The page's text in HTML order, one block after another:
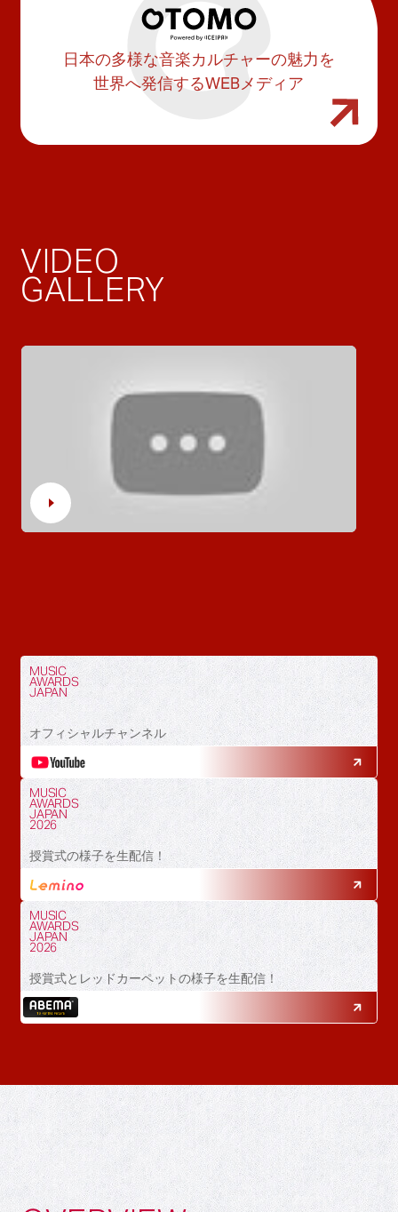
日本の多様な音楽カルチャーの魅力を
世界へ発信するWEBメディア
VIDEO
GALLERY
MUSIC
AWARDS
JAPAN
オフィシャルチャンネル
MUSIC
AWARDS
JAPAN
2026
授賞式の様子を生配信！
MUSIC
AWARDS
JAPAN
2026
授賞式とレッドカーペットの様子を生配信！